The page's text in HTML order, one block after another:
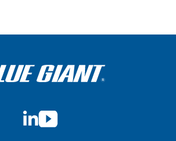
LinkedIn
YouTube